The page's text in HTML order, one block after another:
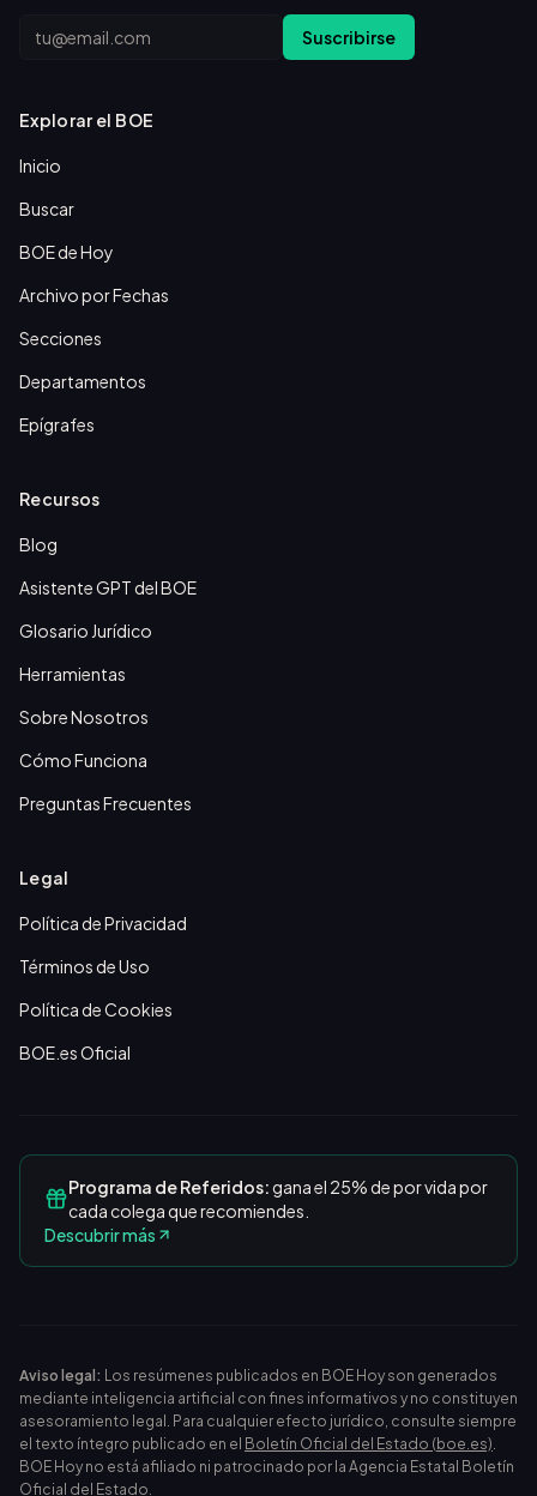
Email Suscribirse
Explorar el BOE
Inicio
Buscar
BOE de Hoy
Archivo por Fechas
Secciones
Departamentos
Epígrafes
Recursos
Blog
Asistente GPT del BOE
Glosario Jurídico
Herramientas
Sobre Nosotros
Cómo Funciona
Preguntas Frecuentes
Legal
Política de Privacidad
Términos de Uso
Política de Cookies
BOE.es Oficial
Programa de Referidos:gana el 25% de por vida por
cada colega que recomiendes.
Descubrir más
Aviso legal: Los resúmenes publicados en BOE Hoy son generados
mediante inteligencia artificial con fines informativos y no constituyen
asesoramiento legal. Para cualquier efecto jurídico, consulte siempre
el texto íntegro publicado en el Boletín Oficial del Estado (boe.es).
BOE Hoy no está afiliado ni patrocinado por la Agencia Estatal Boletín
Oficial del Estado.